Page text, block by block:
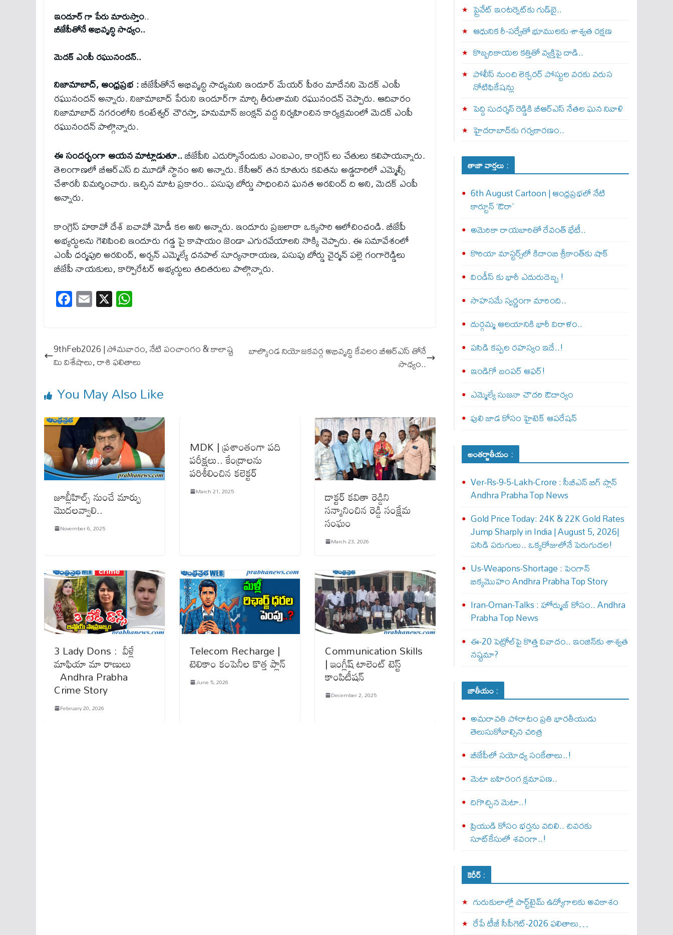
ఇందూర్ గా పేరు మారుస్తాం..
బీజేపీతోనే అభివృద్ధి సాధ్యం..
మెదక్ ఎంపీ రఘునందన్..
నిజామాబాద్, ఆంధ్రప్రభ :బీజేపీతోనే అభివృద్ధి సాధ్యమని ఇందూర్‌ మేయర్ పీఠం మాదేనని మెదక్ ఎంపీ
రఘునందన్ అన్నారు. నిజామాబాద్ పేరుని ఇందూర్‌గా మార్చి తీరుతామని రఘునందన్ చెప్పారు. ఆదివారం
నిజామాబాద్ నగరంలోని కంటేశ్వర్ చౌరస్తా, హనుమాన్ జంక్షన్ వద్ద నిర్వహించిన కార్యక్రమంలో మెదక్ ఎంపీ
రఘునందన్ పాల్గొన్నారు.
ఈ సందర్భంగా ఆయన మాట్లాడుతూ..బీజేపీని ఎదుర్కొనేందుకు ఎంఐఎం, కాంగ్రెస్ లు చేతులు కలిపాయన్నారు.
తెలంగాణలో బీఆర్ఎస్ ది మూడో స్థానం అని అన్నారు. కేసీఆర్ తన కూతురు కవితను అడ్డదారిలో ఎమ్మెల్సీ
చేశారనీ విమర్శించారు. ఇచ్చిన మాట ప్రకారం.. పసుపు బోర్డు సాధించిన ఘనత అరవింద్ ది అని, మెదక్ ఎంపీ
అన్నారు.
కాంగ్రెస్ హఠావో దేశ్ బచావో మోడీ కల అని అన్నారు. ఇందూరు ప్రజలారా ఒక్కసారి ఆలోచించండి. బీజేపీ
అభ్యర్థులను గెలిపించి ఇందూరు గడ్డ పై కాషాయం జెండా ఎగురవేయాలని నొక్కి చెప్పారు. ఈ సమావేశంలో
ఎంపీ ధర్మపురి అరవింద్, అర్బన్ ఎమ్మెల్యే ధనపాల్ సూర్యనారాయణ, పసుపు బోర్డు చైర్మన్ పల్లె గంగారెడ్డిలు
బీజేపీ నాయకులు, కార్పొరేటర్ అభ్యర్థులు తదితరులు పాల్గొన్నారు.
Fa
ce
ok
E
m
X
A
pp
9thFeb2026 | సోమవారం, నేటి పంచాంగం & కాలాష్ట
మి విశేషాలు, రాశి ఫలితాలు
బాల్కొండ నియోజకవర్గ అభివృద్ధి కేవలం బీఆర్ఎస్ తోనే
సాధ్యం..
You May Also Like
జూబ్లీహిల్స్ నుంచే మార్పు
మొదలవ్వాలి..
November 6, 2025
MDK | ప్రశాంతంగా పది
పరీక్షలు.. కేంద్రాలను
పరిశీలించిన కలెక్టర్
March 21, 2025 డాక్టర్ కవితా రెడ్డిని
సన్మానించిన రెడ్డి సంక్షేమ
సంఘం
March 23, 2026
3 Lady Dons : వీళ్లే
మాఫియా మా రాణులు
Andhra Prabha
Crime Story
February 20, 2026
Telecom Recharge |
టెలికాం కంపెనీల కొత్త ప్లాన్
June 5, 2026
Communication Skills
| ఇంగ్లీష్ టాలెంట్ టెస్ట్
కాంపిటీషన్
December 2, 2025
ప్రైవేట్‌ ఇంటర్నెట్‌కు గుడ్‌బై..
ఆధునిక రీ-సర్వేతో భూములకు శాశ్వత రక్షణ
కొబ్బరికాయల కత్తితో వ్యక్తిపై దాడి..
పోలీస్ నుంచి లెక్చరర్ పోస్టుల వరకు వరుస
నోటిఫికేషన్లు
పెద్ది సుదర్శన్ రెడ్డికి బీఆర్‌ఎస్ నేతల ఘన నివాళి
హైదరాబాద్‌కు గర్వకారణం..
తాజా వార్తలు :
6th August Cartoon | ఆంధ్రప్రభలో నేటి
కార్టూన్ ‘ఔరా’
అమెరికా రాయబారితో రేవంత్ భేటీ..
కొరియా మాస్టర్స్‌లో కిదాంబి శ్రీకాంత్‌కు షాక్
విండీస్ కు భారీ ఎదురుదెబ్బ !
సాహసమే స్వర్ణంగా మారింది..
దుర్గమ్మ ఆలయానికి భారీ విరాళం..
పసిడి కప్పల రహస్యం ఇదే..!
ఇండిగో బంపర్ ఆఫర్!
ఎమ్మెల్యే సుజనా చౌదరి ఔదార్యం
పులి జాడ కోసం హైటెక్ ఆపరేషన్
అంతర్జాతీయం :
Ver-Rs-9-5-Lakh-Crore : సీబీఎన్ బిగ్ ప్లాన్
Andhra Prabha Top News
Gold Price Today: 24K & 22K Gold Rates
Jump Sharply in India | August 5, 2026|
పసిడి పరుగులు.. ఒక్కరోజులోనే పెరుగుద‌ల‌!
Us-Weapons-Shortage : పెంగాన్
బిక్క‌మొహం Andhra Prabha Top Story
Iran-Oman-Talks : హోర్ముజ్ కోసం.. Andhra
Prabha Top News
ఈ-20 పెట్రోల్‌పై కొత్త వివాదం.. ఇంజిన్‌కు శాశ్వత
నష్టమా?
జాతీయం :
అమరావతి పోరాటం ప్రతి భారతీయుడు
తెలుసుకోవాల్సిన చరిత్ర
బీజేపీలో సయోధ్య సంకేతాలు..!
మెటా బ‌హిరంగ క్షమాపణ..
దిగొచ్చిన మెటా..!
ప్రియుడి కోసం భర్తను వదిలి.. చివరకు
సూట్‌కేసులో శవంగా..!
కెరీర్ :
గురుకులాల్లో పార్ట్‌టైమ్ ఉద్యోగాలకు అవకాశం
రేపే టీజీ సీపీగెట్‌-2026 ఫలితాలు…